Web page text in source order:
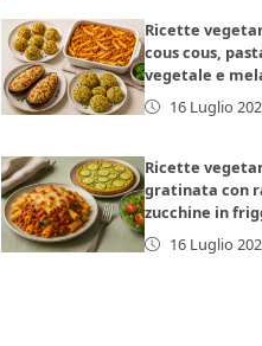
Ricette
cous cous,
vegetale e
16 Luglio
Ricette
gratinata con
zucchine in
16 Luglio